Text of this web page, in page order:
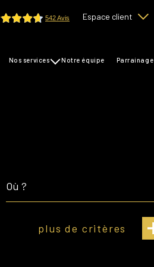
Espace client
nos services notre équipe parrainage
plus de critères